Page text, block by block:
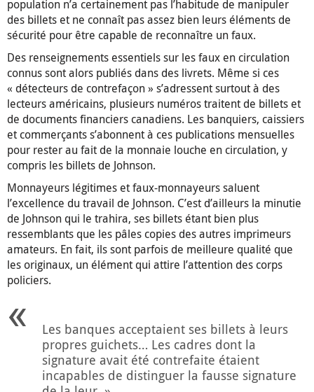
population n’a certainement pas l’habitude de manipuler
des billets et ne connaît pas assez bien leurs éléments de
sécurité pour être capable de reconnaître un faux.
Des renseignements essentiels sur les faux en circulation
connus sont alors publiés dans des livrets. Même si ces
« détecteurs de contrefaçon » s’adressent surtout à des
lecteurs américains, plusieurs numéros traitent de billets et
de documents financiers canadiens. Les banquiers, caissiers
et commerçants s’abonnent à ces publications mensuelles
pour rester au fait de la monnaie louche en circulation, y
compris les billets de Johnson.
Monnayeurs légitimes et faux-monnayeurs saluent
l’excellence du travail de Johnson. C’est d’ailleurs la minutie
de Johnson qui le trahira, ses billets étant bien plus
ressemblants que les pâles copies des autres imprimeurs
amateurs. En fait, ils sont parfois de meilleure qualité que
les originaux, un élément qui attire l’attention des corps
policiers.
Les banques acceptaient ses billets à leurs
propres guichets… Les cadres dont la
signature avait été contrefaite étaient
incapables de distinguer la fausse signature